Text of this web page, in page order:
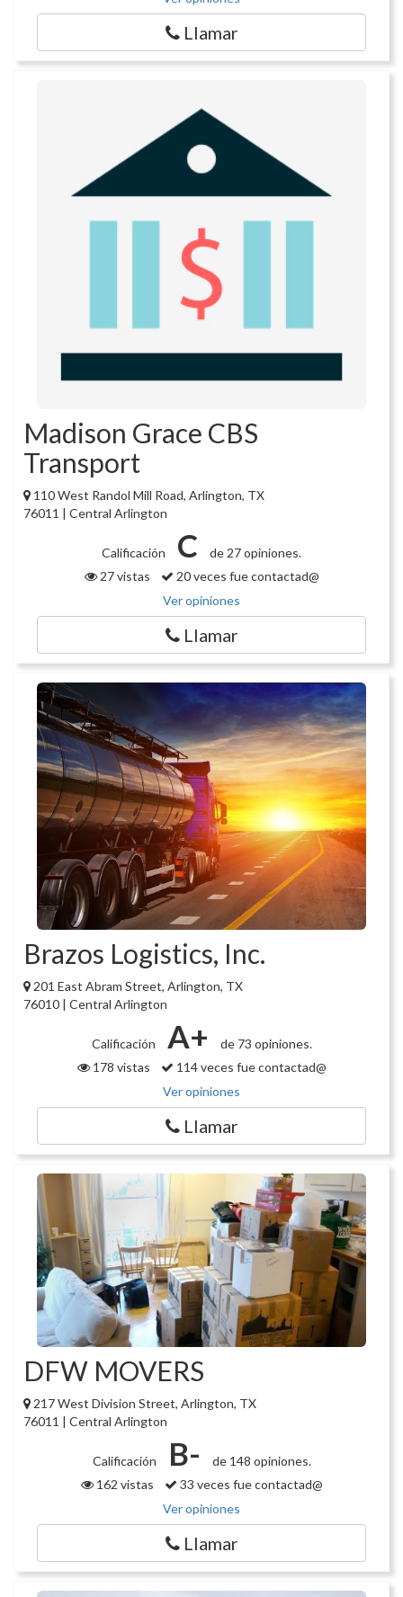
Llamar
Madison Grace CBS
Transport
110 West Randol Mill Road, Arlington, TX
76011 | Central Arlington
Calificación C
de 27 opiniones.
27 vistas
20 veces fue contactad@
Ver opiniones
Llamar
Brazos Logistics, Inc.
201 East Abram Street, Arlington, TX
76010 | Central Arlington
Calificación A+
de 73 opiniones.
178 vistas
114 veces fue contactad@
Ver opiniones
Llamar
DFW MOVERS
217 West Division Street, Arlington, TX
76011 | Central Arlington
Calificación B-
de 148 opiniones.
162 vistas
33 veces fue contactad@
Ver opiniones
Llamar